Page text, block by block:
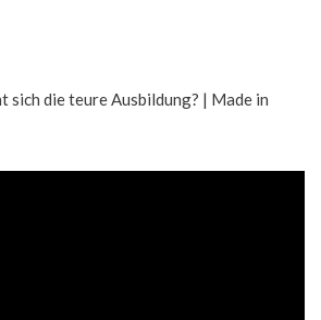
sich die teure Ausbildung? | Made in